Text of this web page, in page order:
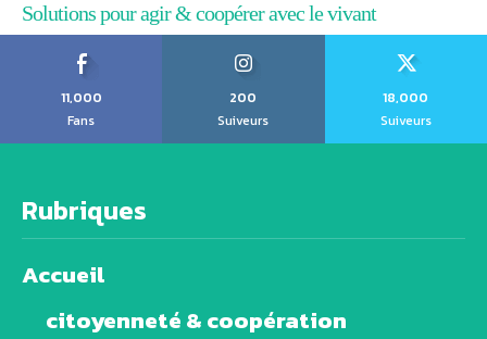
Solutions pour agir & coopérer avec le vivant
11,000
Fans
200
Suiveurs
18,000
Suiveurs
Rubriques
Accueil
citoyenneté & coopération